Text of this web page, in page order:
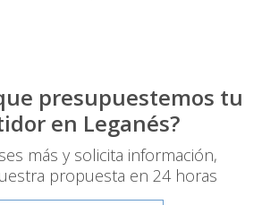
presupuestemos tu
en Leganés?
más y solicita información,
propuesta en 24 horas